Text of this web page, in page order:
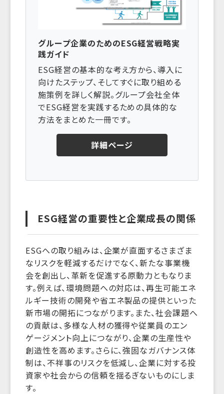
グループ企業のためのESG経営戦略実
践ガイド
ESG経営の基本的な考え方から、導入に
向けたステップ、そしてすぐに取り組める
施策例を詳しく解説。グループ会社全体
でESG経営を実践するための具体的な
方法をまとめた一冊です。
詳細ページ
ESG経営の重要性と企業成長の関係
ESGへの取り組みは、企業が直面するさまざま
なリスクを軽減するだけでなく、新たな事業機
会を創出し、革新を促進する原動力ともなりま
す。例えば、環境問題への対応は、再生可能エネ
ルギー技術の開発や省エネ製品の提供といった
新市場の開拓につながります。また、社会課題へ
の貢献は、多様な人材の獲得や従業員のエン
ゲージメント向上につながり、企業の生産性や
創造性を高めます。さらに、強固なガバナンス体
制は、不祥事のリスクを低減し、企業に対する投
資家や社会からの信頼を揺るぎないものにしま
す。